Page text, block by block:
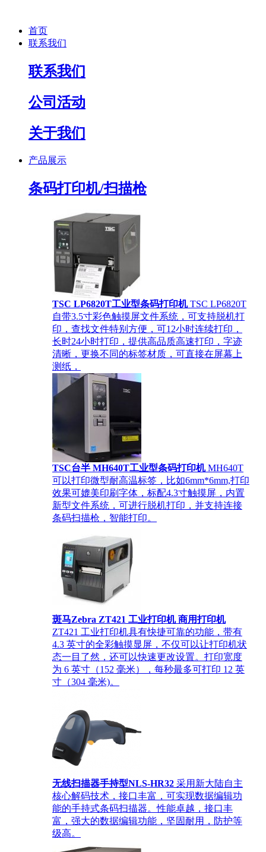
首页
联系我们
联系我们
公司活动
关于我们
产品展示
条码打印机/扫描枪
TSC LP6820T工业型条码打印机 TSC LP6820T
自带3.5寸彩色触摸屏文件系统，可支持脱机打
印，查找文件特别方便，可12小时连续打印，
长时24小时打印，提供高品质高速打印，字迹
清晰，更换不同的标签材质，可直接在屏幕上
测纸，
TSC台半 MH640T工业型条码打印机 MH640T
可以打印微型耐高温标签，比如6mm*6mm,打印
效果可媲美印刷字体，标配4.3寸触摸屏，内置
新型文件系统，可进行脱机打印，并支持连接
条码扫描枪，智能打印。
斑马Zebra ZT421 工业打印机 商用打印机
ZT421 工业打印机具有快捷可靠的功能，带有
4.3 英寸的全彩触摸显屏，不仅可以让打印机状
态一目了然，还可以快速更改设置。打印宽度
为 6 英寸（152 毫米），每秒最多可打印 12 英
寸（304 毫米)。
无线扫描器手持型NLS-HR32 采用新大陆自主
核心解码技术，接口丰富，可实现数据编辑功
能的手持式条码扫描器。性能卓越，接口丰
富，强大的数据编辑功能，坚固耐用，防护等
级高。